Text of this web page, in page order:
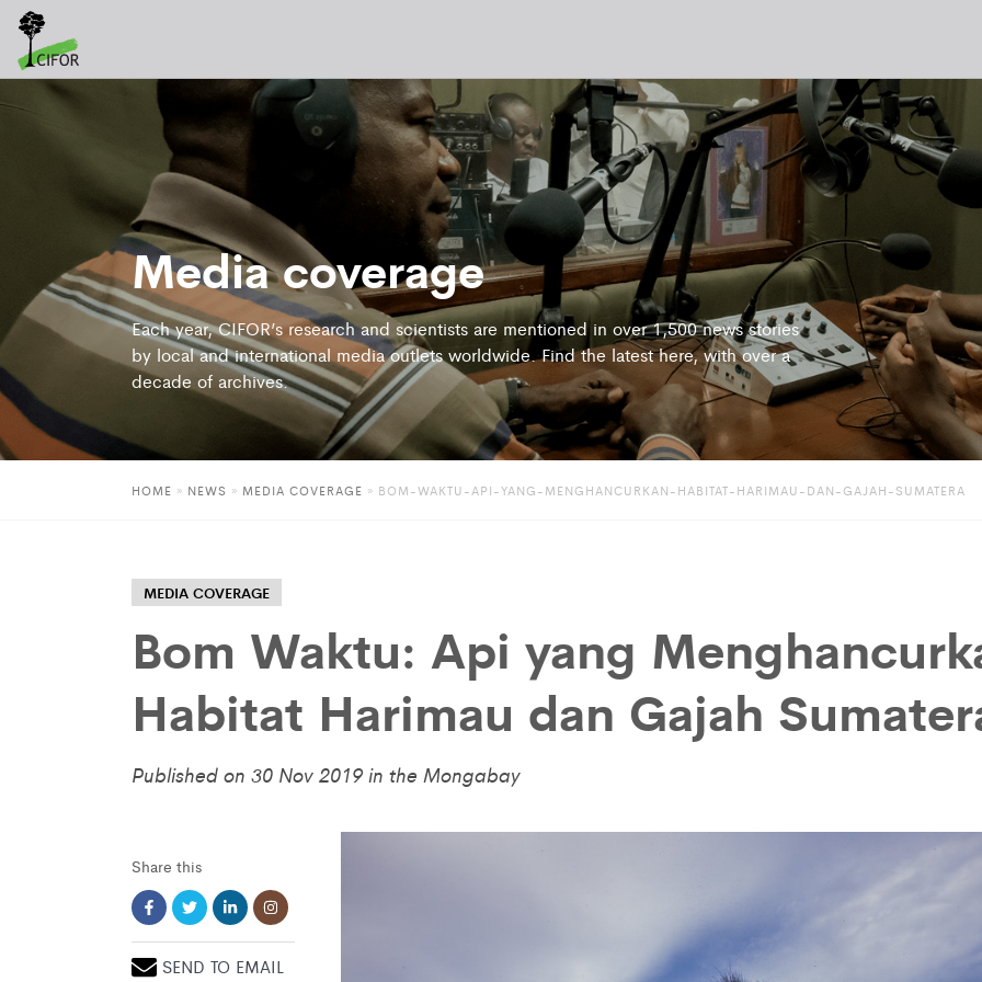
Media coverage
Each year, CIFOR’s research and scientists are mentioned in over 1,500 news stories
by local and international media outlets worldwide. Find the latest here, with over a
decade of archives.
HOME » NEWS » MEDIA COVERAGE » BOM-WAKTU-API-YANG-MENGHANCURKAN-HABITAT-HARIMAU-DAN-GAJAH-SUMATERA
MEDIA COVERAGE
Bom Waktu: Api yang
Habitat Harimau dan Gajah
Published on 30 Nov 2019 in the Mongabay
Share this
SEND TO EMAIL